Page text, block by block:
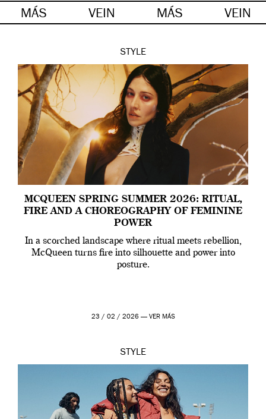
MÁS VEIN MÁS VEIN
STYLE
MCQUEEN SPRING SUMMER 2026: RITUAL,
FIRE AND A CHOREOGRAPHY OF FEMININE
POWER
In a scorched landscape where ritual meets rebellion,
McQueen turns fire into silhouette and power into
posture.
23 / 02 / 2026 — VER MÁS
STYLE